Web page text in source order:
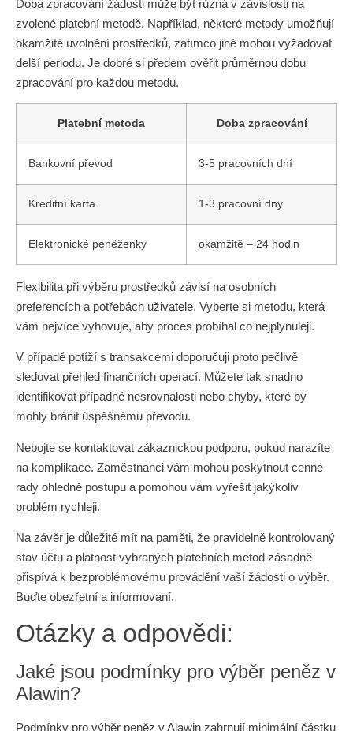
Doba zpracování žádosti může být různá v závislosti na
zvolené platební metodě. Například, některé metody umožňují
okamžité uvolnění prostředků, zatímco jiné mohou vyžadovat
delší periodu. Je dobré si předem ověřit průměrnou dobu
zpracování pro každou metodu.
Platební metoda Doba zpracování
Bankovní převod 3-5 pracovních dní
Kreditní karta 1-3 pracovní dny
Elektronické peněženky okamžitě – 24 hodin
Flexibilita při výběru prostředků závisí na osobních
preferencích a potřebách uživatele. Vyberte si metodu, která
vám nejvíce vyhovuje, aby proces probíhal co nejplynuleji.
V případě potíží s transakcemi doporučuji proto pečlivě
sledovat přehled finančních operací. Můžete tak snadno
identifikovat případné nesrovnalosti nebo chyby, které by
mohly bránit úspěšnému převodu.
Nebojte se kontaktovat zákaznickou podporu, pokud narazíte
na komplikace. Zaměstnanci vám mohou poskytnout cenné
rady ohledně postupu a pomohou vám vyřešit jakýkoliv
problém rychleji.
Na závěr je důležité mít na paměti, že pravidelně kontrolovaný
stav účtu a platnost vybraných platebních metod zásadně
přispívá k bezproblémovému provádění vaší žádosti o výběr.
Buďte obezřetní a informovaní.
Otázky a odpovědi:
Jaké jsou podmínky pro výběr peněz v
Alawin?
Podmínky pro výběr peněz v Alawin zahrnují minimální částku